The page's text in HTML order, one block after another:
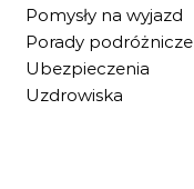
Pomysły na wyjazd
Porady podróżnicze
Ubezpieczenia
Uzdrowiska